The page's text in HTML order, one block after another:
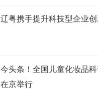
辽粤携手提升科技型企业
今头条！全国儿童化妆品
在京举行